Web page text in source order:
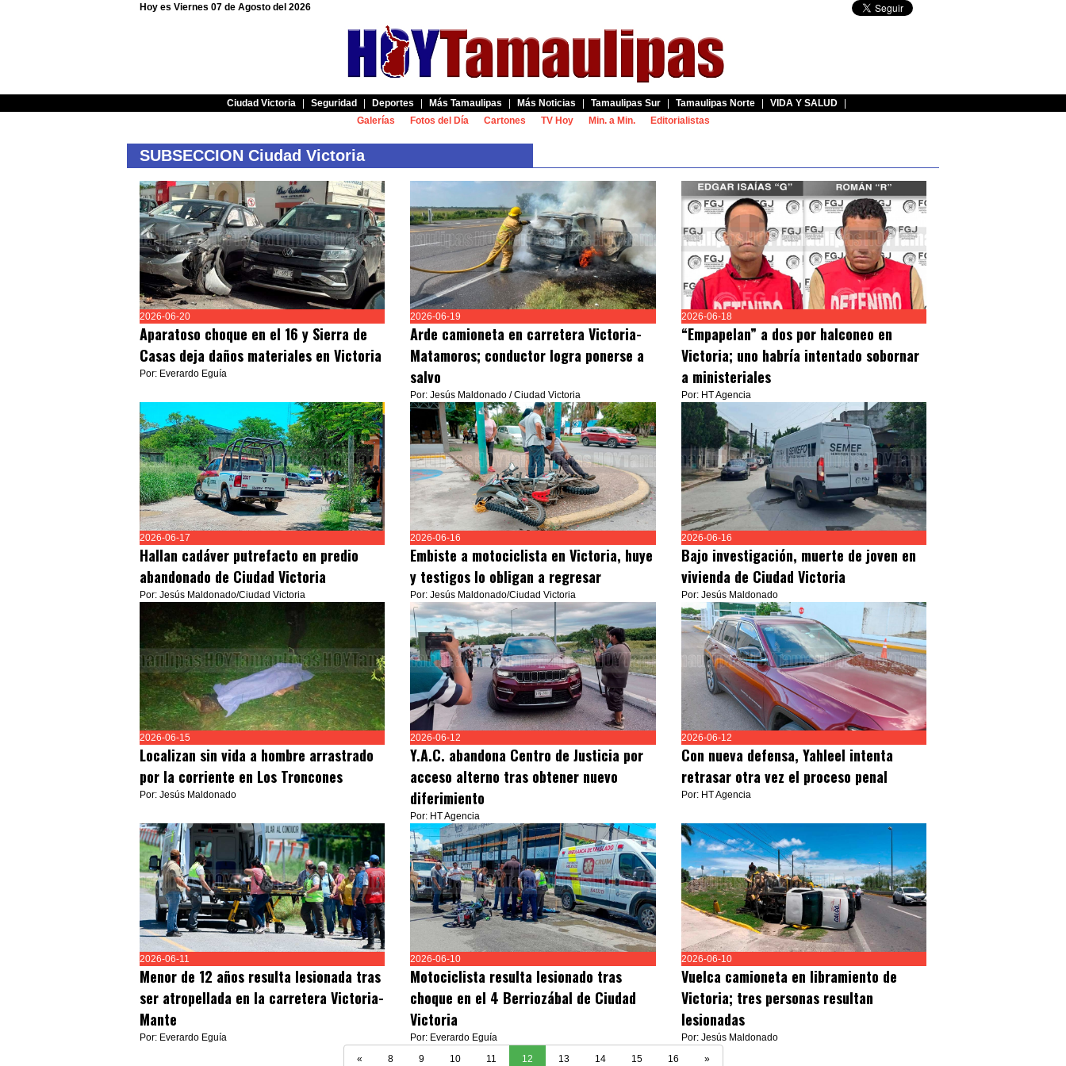
Hoy es Viernes 07 de Agosto del 2026
Ciudad Victoria Seguridad Deportes Más Tamaulipas Más Noticias Tamaulipas Sur Tamaulipas Norte VIDA Y SALUD
Galerías
Fotos del Día Cartones TV Hoy Min. a Min. Editorialistas
SUBSECCION Ciudad Victoria
2026-06-20
Aparatoso choque en el 16 y Sierra de
Casas deja daños materiales en Victoria
Por: Everardo Eguía
2026-06-19
Arde camioneta en carretera Victoria-
Matamoros; conductor logra ponerse a
salvo
Por: Jesús Maldonado / Ciudad Victoria
2026-06-18
“Empapelan” a dos por halconeo en
Victoria; uno habría intentado sobornar
a ministeriales
Por: HT Agencia
2026-06-17
Hallan cadáver putrefacto en predio
abandonado de Ciudad Victoria
Por: Jesús Maldonado/Ciudad Victoria
2026-06-16
Embiste a motociclista en Victoria, huye
y testigos lo obligan a regresar
Por: Jesús Maldonado/Ciudad Victoria
2026-06-16
Bajo investigación, muerte de joven en
vivienda de Ciudad Victoria
Por: Jesús Maldonado
2026-06-15
Localizan sin vida a hombre arrastrado
por la corriente en Los Troncones
Por: Jesús Maldonado
2026-06-12
Y.A.C. abandona Centro de Justicia por
acceso alterno tras obtener nuevo
diferimiento
Por: HT Agencia
2026-06-12
Con nueva defensa, Yahleel intenta
retrasar otra vez el proceso penal
Por: HT Agencia
2026-06-11
Menor de 12 años resulta lesionada tras
ser atropellada en la carretera Victoria-
Mante
Por: Everardo Eguía
2026-06-10
Motociclista resulta lesionado tras
choque en el 4 Berriozábal de Ciudad
Victoria
Por: Everardo Eguía
2026-06-10
Vuelca camioneta en libramiento de
Victoria; tres personas resultan
lesionadas
Por: Jesús Maldonado
«
8 9 10 11 12 13 14 15 16 »